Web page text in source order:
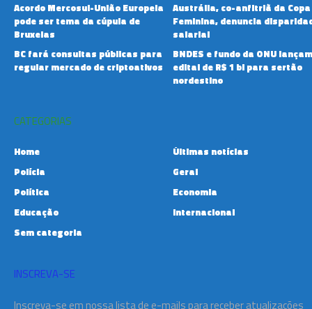
Acordo Mercosul-União Europeia
pode ser tema da cúpula de
Bruxelas
Austrália, co-anfitriã da Copa
Feminina, denuncia
salarial
BC fará consultas públicas para
regular mercado de criptoativos
BNDES e fundo da ONU lançam
edital de R$ 1 bi para sertão
nordestino
CATEGORIAS
Home
Últimas notícias
Polícia
Geral
Política
Economia
Educação
Internacional
Sem categoria
INSCREVA-SE
Inscreva-se em nossa lista de e-mails para receber atualizações